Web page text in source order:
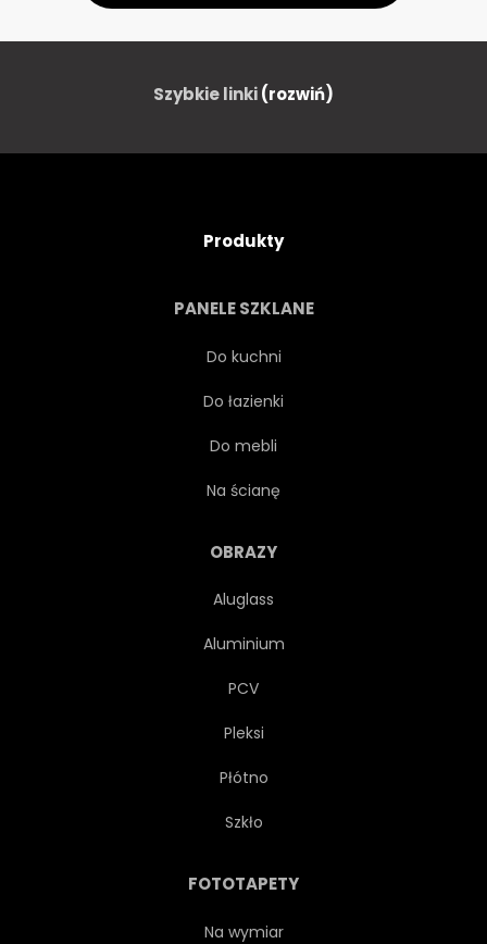
Szybkie linki(rozwiń)
Produkty
PANELE SZKLANE
Do kuchni
Do łazienki
Do mebli
Na ścianę
OBRAZY
Aluglass
Aluminium
PCV
Pleksi
Płótno
Szkło
FOTOTAPETY
Na wymiar